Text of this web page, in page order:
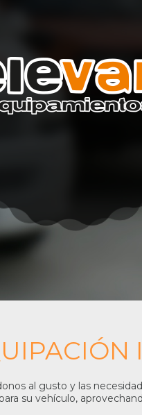
al gusto y las
su vehículo,